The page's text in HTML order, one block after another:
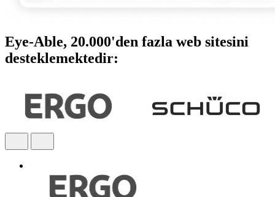
Eye-Able, 20.000'den fazla web sitesini
desteklemektedir: